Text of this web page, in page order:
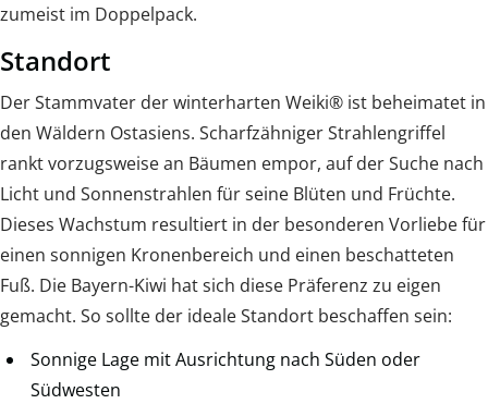
zumeist im Doppelpack.
Standort
Der Stammvater der winterharten Weiki® ist beheimatet in
den Wäldern Ostasiens. Scharfzähniger Strahlengriffel
rankt vorzugsweise an Bäumen empor, auf der Suche nach
Licht und Sonnenstrahlen für seine Blüten und Früchte.
Dieses Wachstum resultiert in der besonderen Vorliebe für
einen sonnigen Kronenbereich und einen beschatteten
Fuß. Die Bayern-Kiwi hat sich diese Präferenz zu eigen
gemacht. So sollte der ideale Standort beschaffen sein:
Sonnige Lage mit Ausrichtung nach Süden oder
Südwesten